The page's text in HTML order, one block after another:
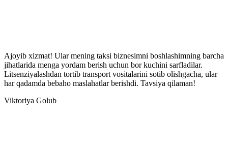
Ajoyib xizmat! Ular mening taksi biznesimni boshlashimning barcha
jihatlarida menga yordam berish uchun bor kuchini sarfladilar.
Litsenziyalashdan tortib transport vositalarini sotib olishgacha, ular
har qadamda bebaho maslahatlar berishdi. Tavsiya qilaman!
Viktoriya Golub